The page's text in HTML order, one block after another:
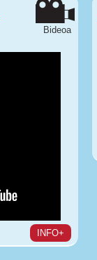
Bideoa
INFO+